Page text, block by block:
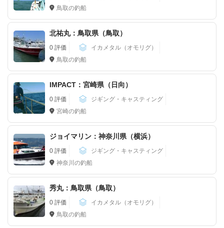
鳥取の釣船
北祐丸：鳥取県（鳥取）
0 評価
イカメタル（オモリグ）
鳥取の釣船
IMPACT：宮崎県（日向）
0 評価
ジギング・キャスティング
宮崎の釣船
ジョイマリン：神奈川県（横浜）
0 評価
ジギング・キャスティング
神奈川の釣船
秀丸：鳥取県（鳥取）
0 評価
イカメタル（オモリグ）
鳥取の釣船